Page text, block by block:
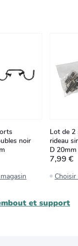
noir
Lot de
rideau
D 20mm
7,99 €
et support